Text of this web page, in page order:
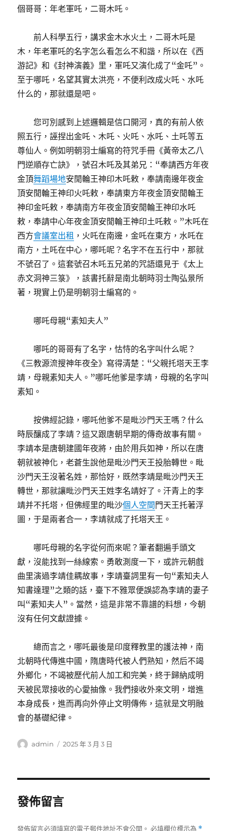
個哥哥：年老軍吒，二哥木吒。
前人科學五行，講求金木水火土，二哥木吒是
木，年老軍吒的名字怎么看怎么不和諧，所以在《西
游記》和《封神演義》里，軍吒又演化成了“金吒”。
至于哪吒，名望其實太洪亮，不便利改成火吒、水吒
什么的，那就還是吧。
您可別感到上述邏輯是信口開河，真的有前人依
照五行，誣捏出金吒、木吒、火吒、水吒、土吒等五
尊仙人。例如明朝羽士編寫的符咒手冊《黃帝太乙八
門逆順存亡訣》，號召木吒及其弟兄：“奉請西方年夜
金頂舞蹈場地安閒輪王神印木吒敕，奉請南邊年夜金
頂安閒輪王神印火吒敕，奉請東方年夜金頂安閒輪王
神印金吒敕，奉請南方年夜金頂安閒輪王神印水吒
敕，奉請中心年夜金頂安閒輪王神印土吒敕。”木吒在
西方會議室出租 ，火吒在南邊，金吒在東方，水吒在
南方，土吒在中心，哪吒呢？名字不在五行中，那就
不號召了。這套號召木吒五兄弟的咒語還見于《太上
赤文洞神三箓》，該書托辭是南北朝時羽士陶弘景所
著，現實上仍是明朝羽士編寫的。
哪吒母親“素知夫人”
哪吒的哥哥有了名字，怙恃的名字叫什么呢？
《三教源流搜神年夜全》寫得清楚：“父親托塔天王李
靖，母親素知夫人。”哪吒他爹是李靖，母親的名字叫
素知。
按佛經記錄，哪吒他爹不是毗沙門天王嗎？什么
時辰釀成了李靖？這又跟唐朝早期的傳奇故事有關。
李靖本是唐朝建國年夜將，由於用兵如神，所以在唐
朝就被神化，老蒼生說他是毗沙門天王投胎轉世。毗
沙門天王沒著名姓，那恰好，既然李靖是毗沙門天王
轉世，那就讓毗沙門天王姓李名靖好了。汗青上的李
靖并不托塔，但佛經里的毗沙個人空間 門天王托著浮
圖，于是兩者合一，李靖就成了托塔天王。
哪吒母親的名字從何而來呢？筆者翻遍手頭文
獻，沒能找到一絲線索。勇敢測度一下，或許元朝戲
曲里演過李靖佳耦故事，李靖臺詞里有一句“素知夫人
知書達理”之類的話，臺下不雅眾便誤認為李靖的妻子
叫“素知夫人”。當然，這是非常不靠譜的料想，今朝
沒有任何文獻證據。
總而言之，哪吒最後是印度釋教里的護法神，南
北朝時代傳進中國，隋唐時代被人們熟知，然后不竭
外鄉化，不竭被歷代前人加工和完美，終于歸納成明
天被民眾接收的心愛抽像。我們接收外來文明，增進
本身成長，進而再向外停止文明傳佈，這就是文明融
會的基礎紀律。
作
admin
發
2025 年 3 月 3 日
發佈留言
發佈留言必須填寫的電子郵件地址不會公開。 必填欄位標示為 *